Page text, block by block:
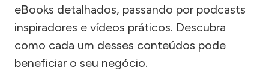
eBooks detalhados, passando por podcasts
inspiradores e vídeos práticos. Descubra
como cada um desses conteúdos pode
beneficiar o seu negócio.